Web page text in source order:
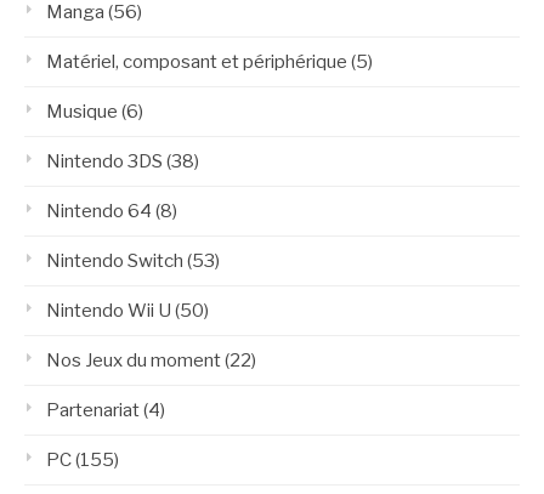
Manga (56)
Matériel, composant et périphérique (5)
Musique (6)
Nintendo 3DS (38)
Nintendo 64 (8)
Nintendo Switch (53)
Nintendo Wii U (50)
Nos Jeux du moment(22)
Partenariat(4)
PC(155)